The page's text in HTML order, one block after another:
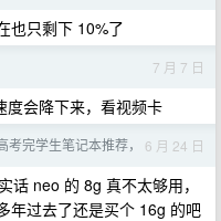
也只剩下 10%了
7 月 7 日
度会降下来，看视频卡
考完学生笔记本推荐， 6 月 24 日
话 neo 的 8g 真不太够用，
年过去了还是买个 16g 的吧